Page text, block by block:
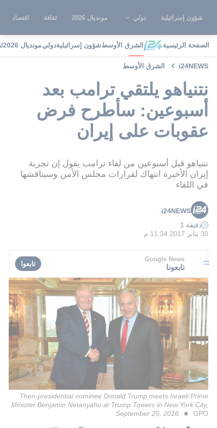
شؤون إسرائيلية دولي مونديال 2026 ثقافة اقتصاد
الصفحة الرئيسية الشرق الأوسطشؤون إسرائيليةدوليمونديال 2026
i24NEWS الشرق الأوسط
نتنياهو يلتقي ترامب بعد
أسبوعين: سأطرح فرض
عقوبات على إيران
نتنياهو قبل أسبوعين من لقاء ترامب يقول إن تجربة
إيران الأخيرة انتهاك لقرارات مجلس الأمن وسيناقشها
في اللقاء
i24NEWS
دقيقة 1
30 يناير 2017 11:34 م
Google News
تابعونا تابعوا
Then-presidential nominee Donald Trump meets Israeli Prime
Minister Benjamin Netanyahu at Trump Towers in New York City,
September 25, 2016
GPO